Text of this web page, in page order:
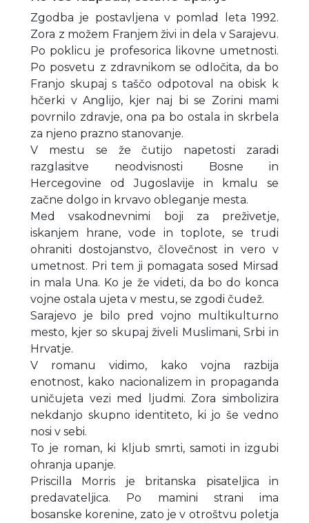
Zgodba je postavljena v pomlad leta 1992.
Zora z možem Franjem živi in dela v Sarajevu.
Po poklicu je profesorica likovne umetnosti.
Po posvetu z zdravnikom se odločita, da bo
Franjo skupaj s taščo odpotoval na obisk k
hčerki v Anglijo, kjer naj bi se Zorini mami
povrnilo zdravje, ona pa bo ostala in skrbela
za njeno prazno stanovanje.
V mestu se že čutijo napetosti zaradi
razglasitve neodvisnosti Bosne in
Hercegovine od Jugoslavije in kmalu se
začne dolgo in krvavo obleganje mesta.
Med vsakodnevnimi boji za preživetje,
iskanjem hrane, vode in toplote, se trudi
ohraniti dostojanstvo, človečnost in vero v
umetnost. Pri tem ji pomagata sosed Mirsad
in mala Una. Ko je že videti, da bo do konca
vojne ostala ujeta v mestu, se zgodi čudež.
Sarajevo je bilo pred vojno multikulturno
mesto, kjer so skupaj živeli Muslimani, Srbi in
Hrvatje.
V romanu vidimo, kako vojna razbija
enotnost, kako nacionalizem in propaganda
uničujeta vezi med ljudmi. Zora simbolizira
nekdanjo skupno identiteto, ki jo še vedno
nosi v sebi.
To je roman, ki kljub smrti, samoti in izgubi
ohranja upanje.
Priscilla Morris je britanska pisateljica in
predavateljica. Po mamini strani ima
bosanske korenine, zato je v otroštvu poletja